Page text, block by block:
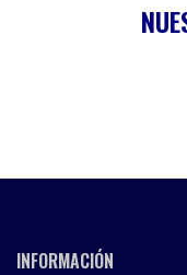
INFORMACIÓN